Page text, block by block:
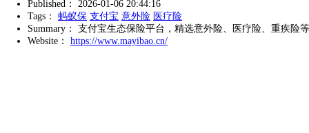
Published：
2026-01-06 20:44:16
Tags：
蚂蚁保 支付宝 意外险 医疗险
Summary：
支付宝生态保险平台，精选意外险、医疗险、重疾险
Website：
https://www.mayibao.cn/